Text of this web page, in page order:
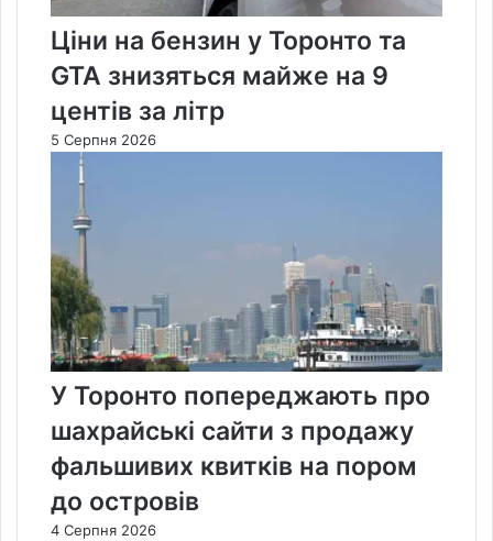
Ціни на бензин у Торонто та
GTA знизяться майже на 9
центів за літр
5 Серпня 2026
У Торонто попереджають про
шахрайські сайти з продажу
фальшивих квитків на пором
до островів
4 Серпня 2026